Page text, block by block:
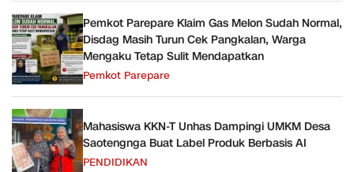
Pemkot Parepare Klaim Gas Melon Sudah Normal,
Disdag Masih Turun Cek Pangkalan, Warga
Mengaku Tetap Sulit Mendapatkan
Pemkot Parepare
Mahasiswa KKN-T Unhas Dampingi UMKM Desa
Saotengnga Buat Label Produk Berbasis AI
PENDIDIKAN